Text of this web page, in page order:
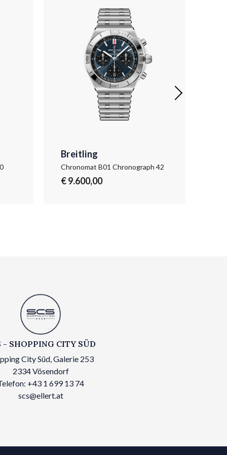
Breitling
Chronomat B01 Chronograph 42
€ 9.600,00
- SHOPPING CITY SÜD
City Süd, Galerie 253
2334 Vösendorf
+43 1 699 13 74
scs@ellert.at